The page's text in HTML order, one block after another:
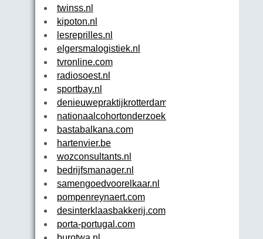
twinss.nl
kipoton.nl
lesreprilles.nl
elgersmalogistiek.nl
tvronline.com
radiosoest.nl
sportbay.nl
denieuwepraktijkrotterdam.nl
nationaalcohortonderzoek.nl
bastabalkana.com
hartenvier.be
wozconsultants.nl
bedrijfsmanager.nl
samengoedvoorelkaar.nl
pompenreynaert.com
desinterklaasbakkerij.com
porta-portugal.com